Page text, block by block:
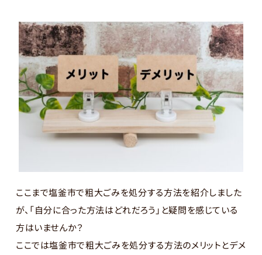
ここまで塩釜市で粗大ごみを処分する方法を紹介しました
が、「自分に合った方法はどれだろう」と疑問を感じている
方はいませんか？
ここでは塩釜市で粗大ごみを処分する方法のメリットとデメ